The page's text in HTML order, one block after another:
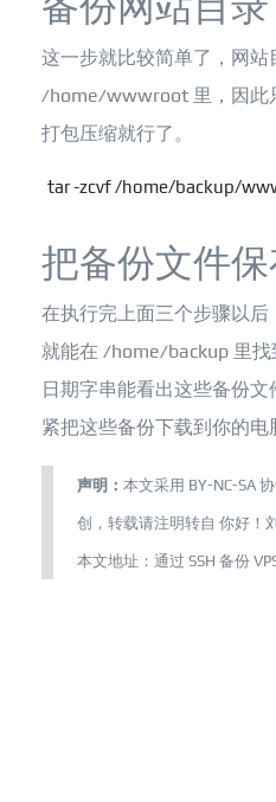
这一步就比较简单了，网站
/home/wwwroot 里，因此
打包压缩就行了。
tar -zcvf /home/backup/
把备份文件
在执行完上面三个步骤以后
就能在 /home/backup 里
日期字串能看出这些备份
紧把这些备份下载到你的电
声明： 本文采用 BY-NC-SA
创，转载请注明转自 你好！刘
本文地址： 通过 SSH 备份